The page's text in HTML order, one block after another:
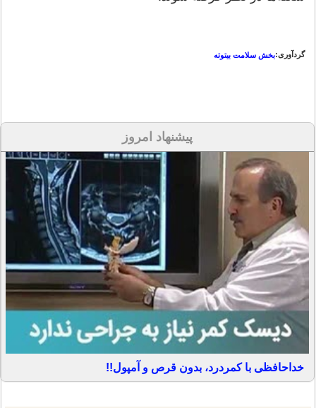
گردآوری:بخش سلامت بیتوته
پیشنهاد امروز
خداحافظی با کمردرد، بدون قرص و آمپول!!